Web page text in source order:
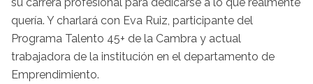
su carrera profesional para dedicarse a lo que realmente
quería. Y charlará con Eva Ruiz, participante del
Programa Talento 45+ de la Cambra y actual
trabajadora de la institución en el departamento de
Emprendimiento.